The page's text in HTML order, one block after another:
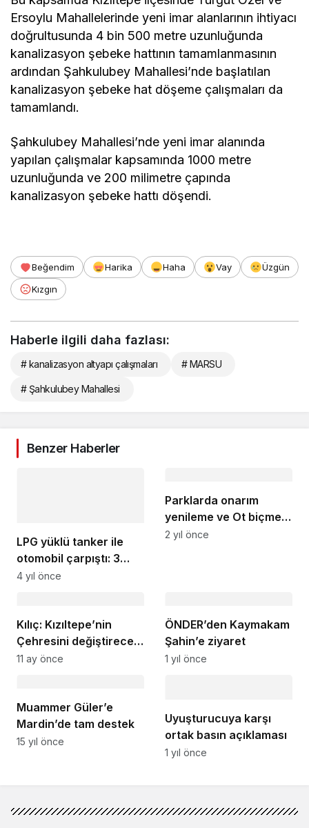
Ersoylu Mahallelerinde yeni imar alanlarının ihtiyacı
doğrultusunda 4 bin 500 metre uzunluğunda
kanalizasyon şebeke hattının tamamlanmasının
ardından Şahkulubey Mahallesi’nde başlatılan
kanalizasyon şebeke hat döşeme çalışmaları da
tamamlandı.
Şahkulubey Mahallesi’nde yeni imar alanında
yapılan çalışmalar kapsamında 1000 metre
uzunluğunda ve 200 milimetre çapında
kanalizasyon şebeke hattı döşendi.
Beğendim Harika Haha Vay
Üzgün
Kızgın
Haberle ilgili daha fazlası:
# kanalizasyon altyapı çalışmaları # MARSU
# Şahkulubey Mahallesi
Benzer Haberler
LPG yüklü tanker ile
otomobil çarpıştı: 3
yaralı
4 yıl önce
Parklarda onarım
yenileme ve Ot biçme
çalışmaları sürüyor
2 yıl önce
Kılıç: Kızıltepe’nin
Çehresini değiştirecek
önemli çalışmalara
11 ay önce
ÖNDER’den Kaymakam
Şahin’e ziyaret
1 yıl önce
Muammer Güler’e
Mardin’de tam destek
15 yıl önce
Uyuşturucuya karşı
ortak basın açıklaması
1 yıl önce